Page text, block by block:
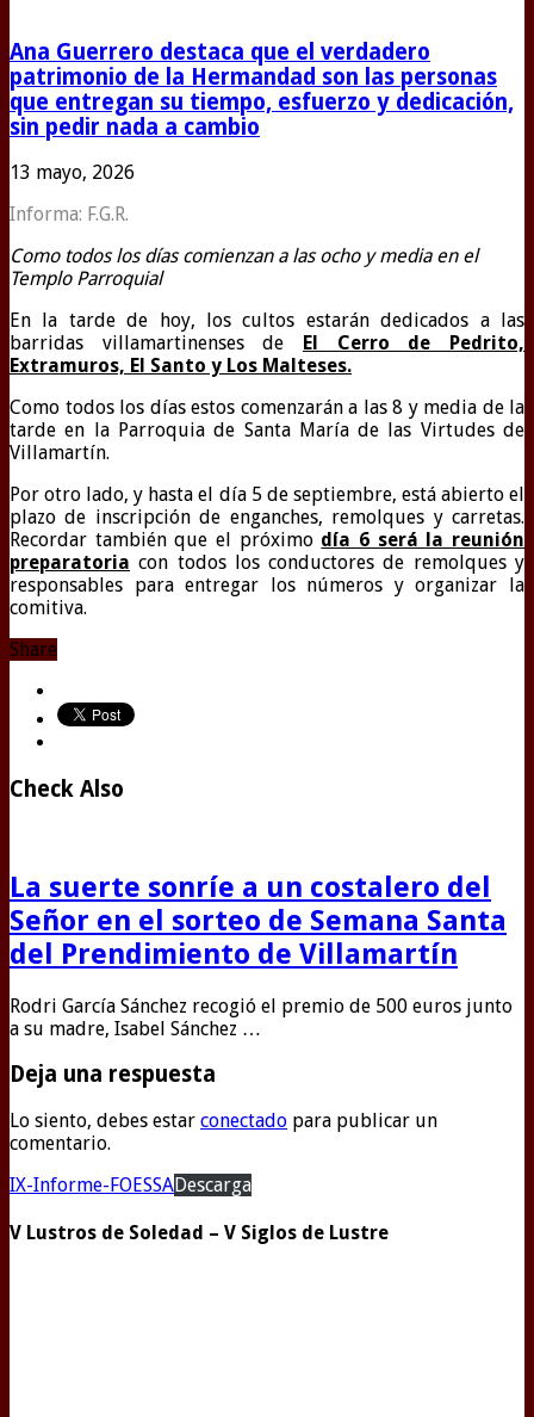
Ana Guerrero destaca que el verdadero
patrimonio de la Hermandad son las personas
que entregan su tiempo, esfuerzo y dedicación,
sin pedir nada a cambio
13 mayo, 2026
Informa: F.G.R.
Como todos los días comienzan a las ocho y media en el
Templo Parroquial
En la tarde de hoy, los cultos estarán dedicados a las
barridas villamartinenses de
El Cerro de Pedrito,
Extramuros, El Santo y Los Malteses.
Como todos los días estos comenzarán a las 8 y media de la
tarde en la Parroquia de Santa María de las Virtudes de
Villamartín.
Por otro lado, y hasta el día 5 de septiembre, está abierto el
plazo de inscripción de enganches, remolques y carretas.
Recordar también que el próximo día 6 será la reunión
preparatoria con todos los conductores de remolques y
responsables para entregar los números y organizar la
comitiva.
Share
Check Also
La suerte sonríe a un costalero del
Señor en el sorteo de Semana Santa
del Prendimiento de Villamartín
Rodri García Sánchez recogió el premio de 500 euros junto
a su madre, Isabel Sánchez …
Deja una respuesta
Lo siento, debes estar conectado para publicar un
comentario.
IX-Informe-FOESSADescarga
V Lustros de Soledad – V Siglos de Lustre